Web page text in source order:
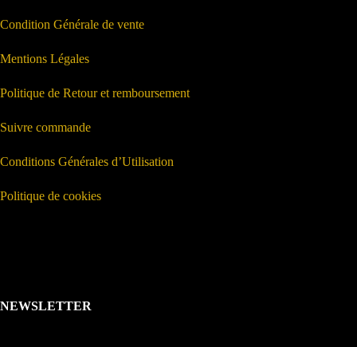
Condition Générale de vente
Mentions Légales
Politique de Retour et remboursement
Suivre commande
Conditions Générales d’Utilisation
Politique de cookies
NEWSLETTER